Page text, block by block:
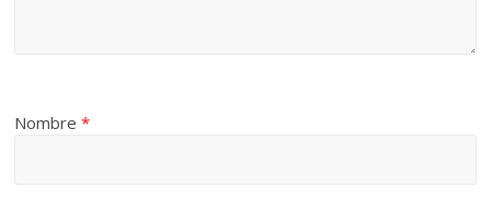
Nombre*